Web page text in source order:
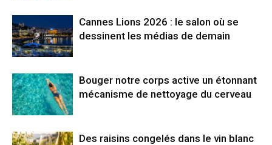
Cannes Lions 2026 : le salon où se
dessinent les médias de demain
Bouger notre corps active un étonnant
mécanisme de nettoyage du cerveau
Des raisins congelés dans le vin blanc